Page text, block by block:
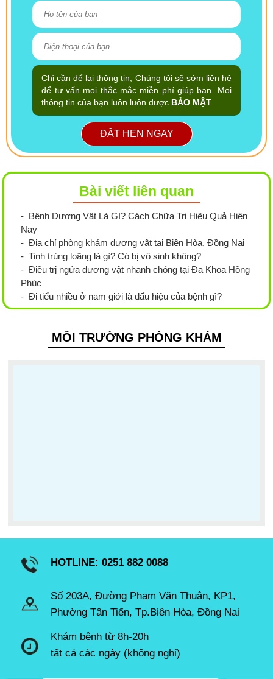
Chỉ cần để lại thông tin, Chúng tôi sẽ sớm liên hệ
để tư vấn mọi thắc mắc miễn phí giúp bạn. Mọi
thông tin của bạn luôn luôn được BẢO MẬT
ĐẶT HẸN NGAY
Bài viết liên quan
- Bệnh Dương Vật Là Gì? Cách Chữa Trị Hiệu Quả Hiện
Nay
- Địa chỉ phòng khám dương vật tại Biên Hòa, Đồng Nai
- Tinh trùng loãng là gì? Có bị vô sinh không?
- Điều trị ngứa dương vật nhanh chóng tại Đa Khoa Hồng
Phúc
- Đi tiểu nhiều ở nam giới là dấu hiệu của bệnh gì?
MÔI TRƯỜNG PHÒNG KHÁM
HOTLINE: 0251 882 0088
Số 203A, Đường Phạm Văn Thuận, KP1,
Phường Tân Tiến, Tp.Biên Hòa, Đồng Nai
Khám bệnh từ 8h-20h
tất cả các ngày (không nghỉ)